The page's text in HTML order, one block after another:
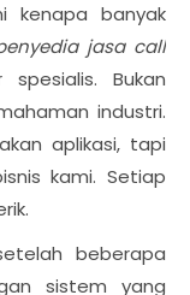
kenapa banyak
jasa call
Bukan
industri.
aplikasi, tapi
kami. Setiap
beberapa
sistem yang